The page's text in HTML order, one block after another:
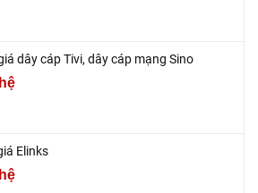
dây cáp Tivi, dây cáp mạng Sino
Elinks